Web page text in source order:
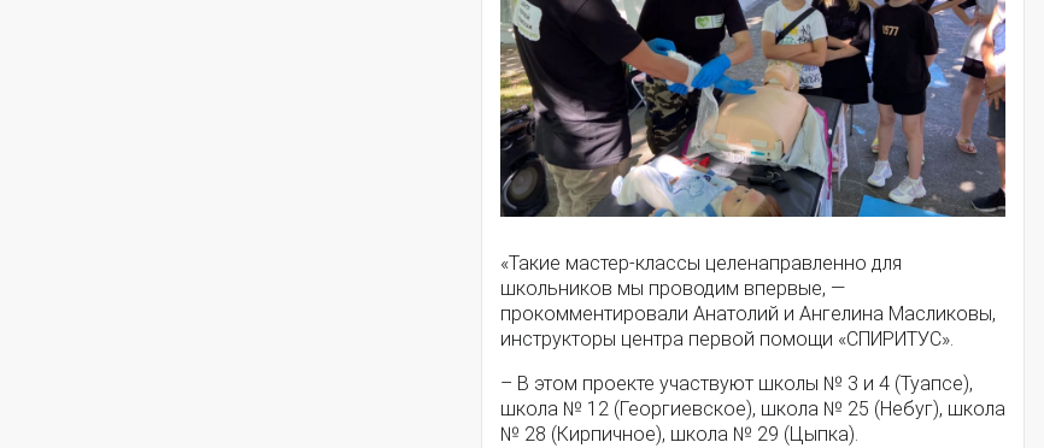
«Такие мастер-классы целенаправленно для
школьников мы проводим впервые, —
прокомментировали Анатолий и Ангелина Масликовы,
инструкторы центра первой помощи «СПИРИТУС».
– В этом проекте участвуют школы № 3 и 4 (Туапсе),
школа № 12 (Георгиевское), школа № 25 (Небуг), школа
№ 28 (Кирпичное), школа № 29 (Цыпка).